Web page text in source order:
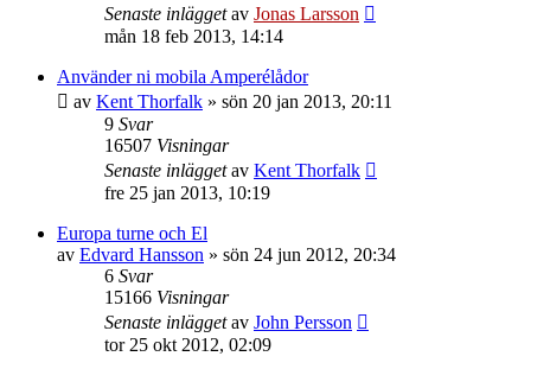
Senaste inläggetav Jonas Larsson
mån 18 feb 2013, 14:14
Använder ni mobila Amperélådor
av Kent Thorfalk » sön 20 jan 2013, 20:11
9 Svar
16507 Visningar
Senaste inläggetav Kent Thorfalk
fre 25 jan 2013, 10:19
Europa turne och El
av Edvard Hansson » sön 24 jun 2012, 20:34
6 Svar
15166 Visningar
Senaste inläggetav John Persson
tor 25 okt 2012, 02:09